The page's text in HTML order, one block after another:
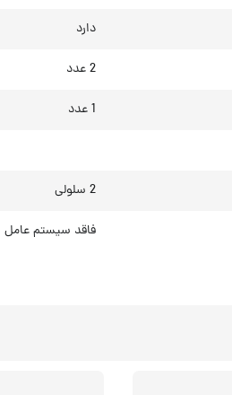
دارد
2 عدد
1 عدد
2 سلولی
فاقد سیستم عامل